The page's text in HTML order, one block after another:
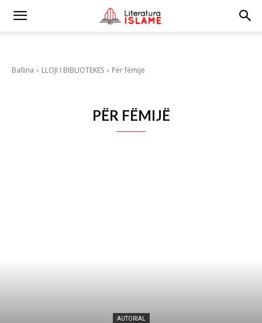
Ballina LLOJI I BIBLIOTEKES Për fëmijë
PËR FËMIJË
AUTORIAL